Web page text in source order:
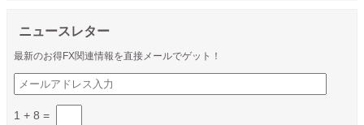
ニュースレター
最新のお得FX関連情報を直接メールでゲット！
1 + 8 =